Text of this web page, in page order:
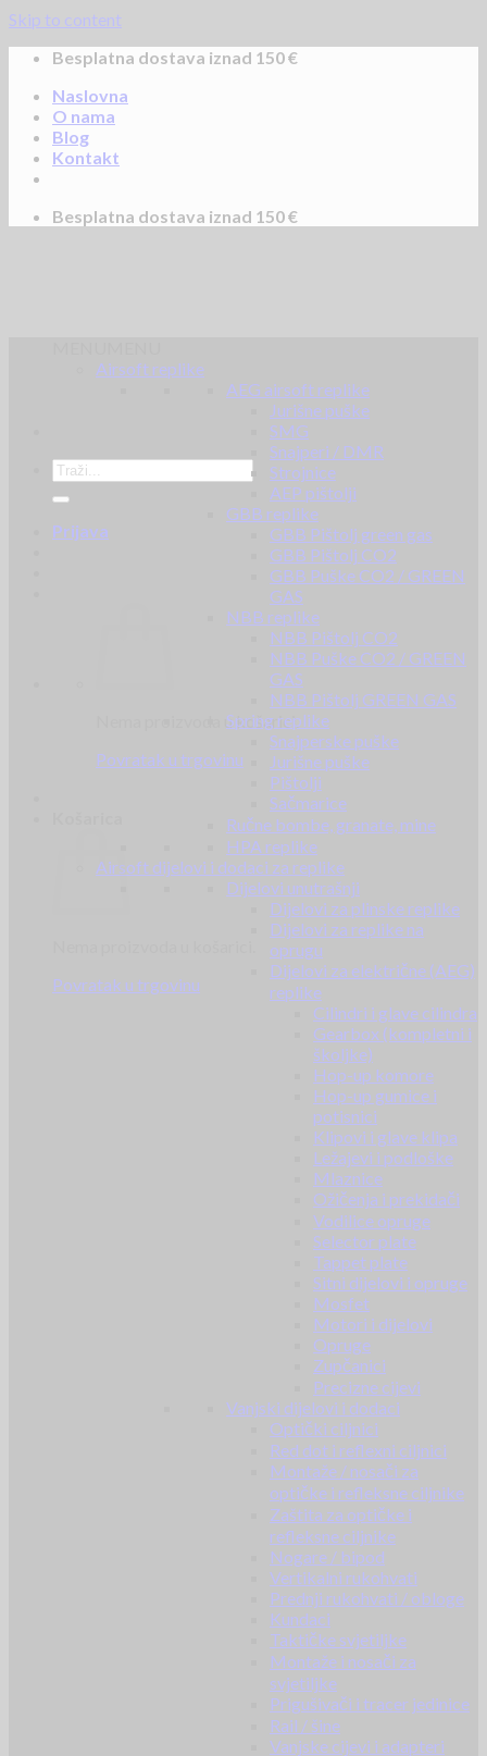
Skip to content
Besplatna dostava iznad 150 €
Naslovna
O nama
Blog
Kontakt
Besplatna dostava iznad 150 €
Prijava
Nema proizvoda u košarici.
Povratak u trgovinu
Povratak u trgovinu
Airsoft replike
AEG airsoft replike
Jurišne puške
SMG
Snajperi / DMR
Strojnice
AEP pištolji
GBB replike
GBB Pištolj green gas
GBB Pištolj CO2
GBB Puške CO2 / GREEN
GAS
NBB replike
NBB Pištolj CO2
NBB Puške CO2 / GREEN
GAS
NBB Pištolj GREEN GAS
Spring replike
Snajperske puške
Jurišne puške
Pištolji
Sačmarice
Ručne bombe, granate, mine
HPA replike
Airsoft dijelovi i dodaci za replike
Dijelovi unutrašnji
Dijelovi za plinske replike
Dijelovi za replike na
oprugu
Dijelovi za električne (AEG)
replike
Cilindri i glave cilindra
Gearbox (kompletni i
školjke)
Hop-up komore
Hop-up gumice i
potisnici
Klipovi i glave klipa
Ležajevi i podloške
Mlaznice
Ožičenja i prekidači
Vodilice opruge
Selector plate
Tappet plate
Sitni dijelovi i opruge
Mosfet
Motori i dijelovi
Opruge
Zupčanici
Precizne cijevi
Vanjski dijelovi i dodaci
Optički ciljnici
Red dot i reflexni ciljnici
Montaže / nosači za
optičke i refleksne ciljnike
Zaštita za optičke i
refleksne ciljnike
Nogare / bipod
Vertikalni rukohvati
Prednji rukohvati / obloge
Kundaci
Taktičke svjetiljke
Montaže i nosači za
svjetiljke
Prigušivači i tracer jedinice
Rail / šine
Vanjske cijevi i adapteri